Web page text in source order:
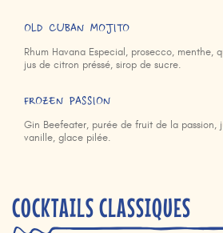
OLD CUBAN MOJITO
Rhum Havana Especial, prosecco, menthe,
jus de citron préssé, sirop de sucre.
FROZEN PASSION
Gin Beefeater, purée de fruit de la passion,
vanille, glace pilée.
COCKTAILS CLASSIQUES